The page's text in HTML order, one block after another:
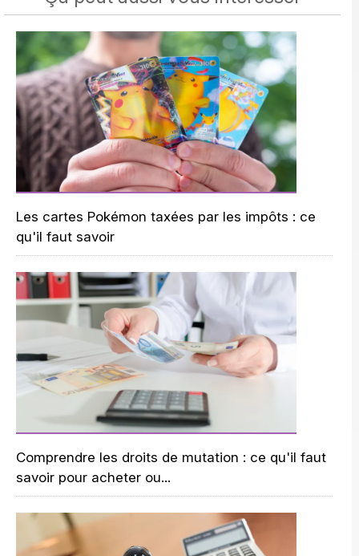
Les cartes Pokémon taxées par les impôts : ce
qu'il faut savoir
Comprendre les droits de mutation : ce qu'il faut
savoir pour acheter ou...